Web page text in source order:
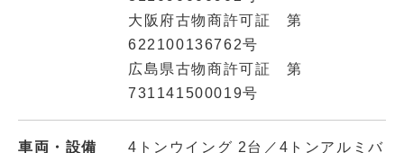
大阪府古物商許可証 第
622100136762号
広島県古物商許可証 第
731141500019号
車両・設備
4トンウイング 2台／4トンアルミバ